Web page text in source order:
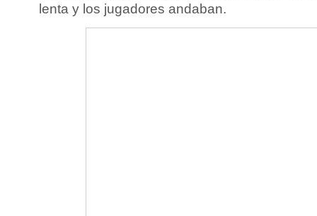
lenta y los jugadores andaban.